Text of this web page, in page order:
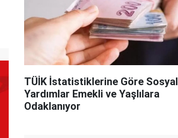
TÜİK İstatistiklerine Göre Sosyal
Yardımlar Emekli ve Yaşlılara
Odaklanıyor